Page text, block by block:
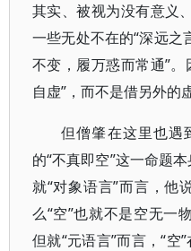
其实、被视为没有意义
一些无处不在的“深远之
不变，履万惑而常通”
自虚”，而不是借另外的
但僧肇在这里也遇
的“不真即空”这一命题
就“对象语言”而言，他
么“空”也就不是空无一
但就“元语言”而言，“空